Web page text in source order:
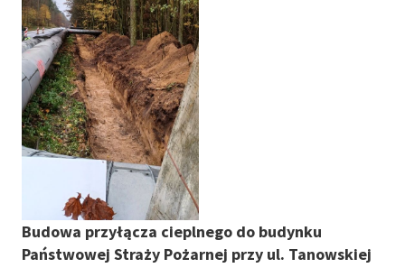
Budowa przyłącza cieplnego do budynku
Państwowej Straży Pożarnej przy ul. Tanowskiej